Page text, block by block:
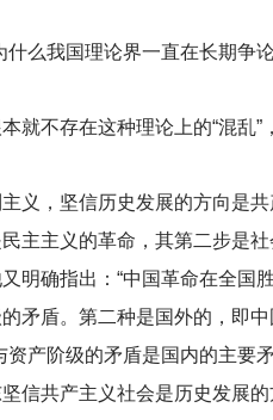
什么我国理论界一直在长期
就不存在这种理论上的“混乱
义，坚信历史发展的方向是
主主义的革命，其第二步是
明确指出：“中国革命在全国
矛盾。第二种是国外的，即
资产阶级的矛盾是国内的主
信共产主义社会是历史发展的